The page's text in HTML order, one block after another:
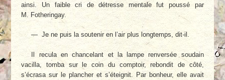
ainsi. Un faible cri de détresse mentale fut poussé par
M. Fotheringay.
— Je ne puis la soutenir en l’air plus long­temps, dit-il.
Il recula en chancelant et la lampe renver­sée soudain
vacilla, tomba sur le coin du comptoir, rebondit de côté,
s’écrasa sur le plancher et s’éteignit. Par bonheur, elle avait